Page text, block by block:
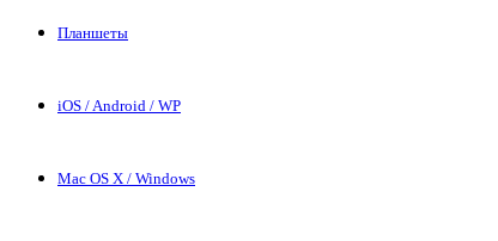
Планшеты
iOS / Android / WP
Mac OS X / Windows